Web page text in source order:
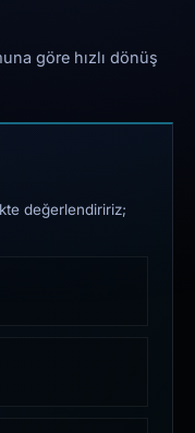
göre hızlı dönüş
değerlendiririz;